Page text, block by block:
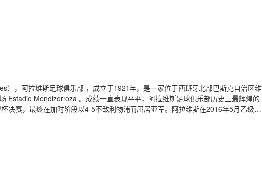
），阿拉维斯足球俱乐部 ，成立于1921年，是一家位于西班牙北部巴斯克自治区维
Estadio Mendizorroza 。成绩一直表现平平，阿拉维斯足球俱乐部历史上最辉煌的
决赛，最终在加时阶段以4-5不敌利物浦而屈居亚军。阿拉维斯在2016年5月乙级联